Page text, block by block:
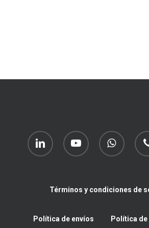
linkedin youtube whatsapp
Términos y condiciones de
Política de envíos Política